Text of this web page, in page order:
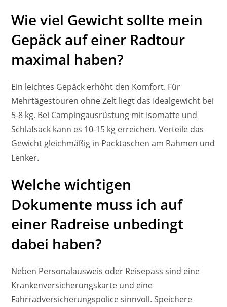
Wie viel Gewicht sollte mein
Gepäck auf einer Radtour
maximal haben?
Ein leichtes Gepäck erhöht den Komfort. Für
Mehrtägestouren ohne Zelt liegt das Idealgewicht bei
5-8 kg. Bei Campingausrüstung mit Isomatte und
Schlafsack kann es 10-15 kg erreichen. Verteile das
Gewicht gleichmäßig in Packtaschen am Rahmen und
Lenker.
Welche wichtigen
Dokumente muss ich auf
einer Radreise unbedingt
dabei haben?
Neben Personalausweis oder Reisepass sind eine
Krankenversicherungskarte und eine
Fahrradversicherungspolice sinnvoll. Speichere